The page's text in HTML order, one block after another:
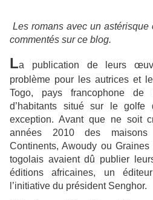
Les romans avec un
commentés sur ce blog.
La publication de leurs
problème pour les autrices et
Togo, pays francophone
d’habitants situé sur le
exception. Avant que ne soit
années 2010 des
Continents, Awoudy ou
togolais avaient dû publier
éditions africaines, un
l’initiative du président Senghor.